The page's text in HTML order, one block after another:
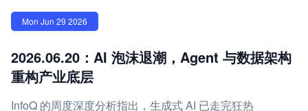
Mon Jun 29 2026
2026.06.20：AI 泡沫退潮，Agent 与数据架构
重构产业底层
InfoQ 的周度深度分析指出，生成式 AI 已走完狂热